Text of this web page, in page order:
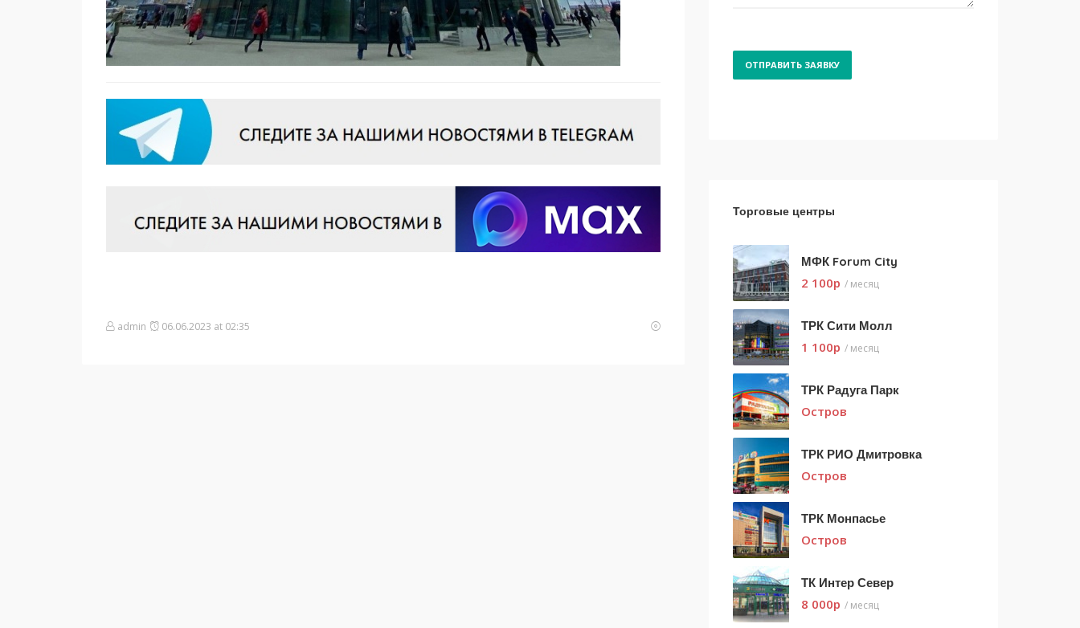
admin 06.06.2023 at 02:35
Торговые центры
МФК Forum City
2 100p / месяц
ТРК Сити Молл
1 100p / месяц
ТРК Радуга Парк
Остров
ТРК РИО Дмитровка
Остров
ТРК Монпасье
Остров
ТК Интер Север
8 000p / месяц